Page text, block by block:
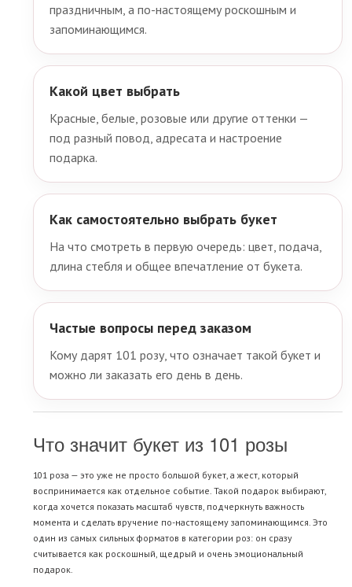
праздничным, а по-настоящему роскошным и
запоминающимся.
Какой цвет выбрать
Красные, белые, розовые или другие оттенки —
под разный повод, адресата и настроение
подарка.
Как самостоятельно выбрать букет
На что смотреть в первую очередь: цвет, подача,
длина стебля и общее впечатление от букета.
Частые вопросы перед заказом
Кому дарят 101 розу, что означает такой букет и
можно ли заказать его день в день.
Что значит букет из 101 розы
101 роза — это уже не просто большой букет, а жест, который
воспринимается как отдельное событие. Такой подарок выбирают,
когда хочется показать масштаб чувств, подчеркнуть важность
момента и сделать вручение по-настоящему запоминающимся. Это
один из самых сильных форматов в категории роз: он сразу
считывается как роскошный, щедрый и очень эмоциональный
подарок.